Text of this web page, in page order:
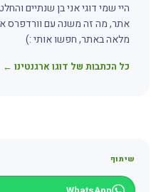
היי שמי דוגי אני בן שנתיים
אתר, מה זה משנה עם וורדפרס
מלאה באתר, חפשו אותי :)
כל הכתבות של דוגו ארגנטינו ←
שיתוף